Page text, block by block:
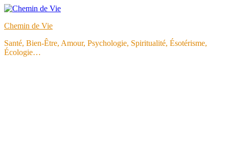
Aller
contenu
Chemin de Vie
Santé, Bien-Être, Amour, Psychologie, Spiritualité, Ésotérisme,
Écologie…